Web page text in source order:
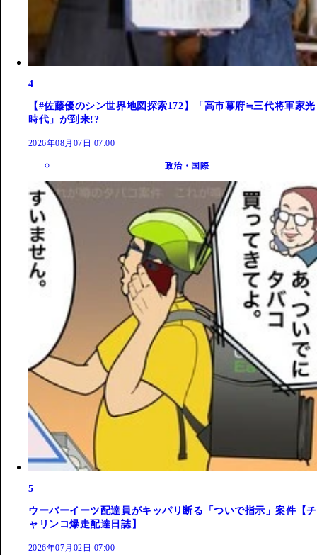
4
【#佐藤優のシン世界地図探索172】「高市幕府≒三代将軍家光
時代」が到来!?
2026年08月07日 07:00
政治・国際
5
ウーバーイーツ配達員がキッパリ断る「ついで指示」案件【チ
ャリンコ爆走配達日誌】
2026年07月02日 07:00